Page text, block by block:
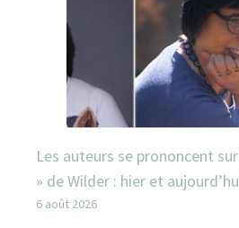
Les auteurs se prononcent
» de Wilder : hier et
6 août 2026